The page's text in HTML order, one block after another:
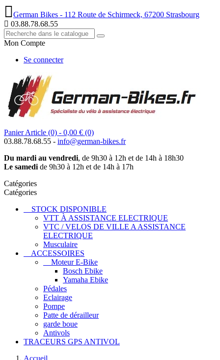
German Bikes - 112 Route de Schirmeck, 67200 Strasbourg
03.88.78.68.55
Mon Compte
Se connecter
Panier Article (0) - 0,00 € (0)
03.88.78.68.55 - info@german-bikes.fr
Du mardi au vendredi, de 9h30 à 12h et de 14h à 18h30
Le samedi de 9h30 à 12h et de 14h à 17h
Catégories
Catégories
STOCK DISPONIBLE
VTT À ASSISTANCE ELECTRIQUE
VTC / VELOS DE VILLE A ASSISTANCE
ELECTRIQUE
Musculaire
ACCESSOIRES
Moteur E-Bike
Bosch Ebike
Yamaha Ebike
Pédales
Eclairage
Pompe
Patte de dérailleur
garde boue
Antivols
TRACEURS GPS ANTIVOL
Accueil